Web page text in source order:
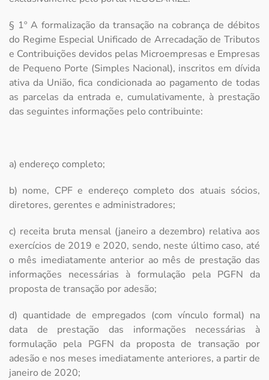
§ 1º A formalização da transação na cobrança de débitos
do Regime Especial Unificado de Arrecadação de Tributos
e Contribuições devidos pelas Microempresas e Empresas
de Pequeno Porte (Simples Nacional), inscritos em dívida
ativa da União, fica condicionada ao pagamento de todas
as parcelas da entrada e, cumulativamente, à prestação
das seguintes informações pelo contribuinte:
a) endereço completo;
b) nome, CPF e endereço completo dos atuais sócios,
diretores, gerentes e administradores;
c) receita bruta mensal (janeiro a dezembro) relativa aos
exercícios de 2019 e 2020, sendo, neste último caso, até
o mês imediatamente anterior ao mês de prestação das
informações necessárias à formulação pela PGFN da
proposta de transação por adesão;
d) quantidade de empregados (com vínculo formal) na
data de prestação das informações necessárias à
formulação pela PGFN da proposta de transação por
adesão e nos meses imediatamente anteriores, a partir de
janeiro de 2020;